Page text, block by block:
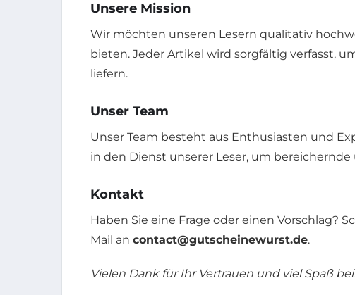
Unsere Mission
Wir möchten unseren Lesern qualitativ
bieten. Jeder Artikel wird sorgfältig verfasst,
liefern.
Unser Team
Unser Team besteht aus Enthusiasten und
in den Dienst unserer Leser, um
Kontakt
Haben Sie eine Frage oder einen Vorschlag?
Mail an contact@gutscheinewurst.de.
Vielen Dank für Ihr Vertrauen und viel Spaß